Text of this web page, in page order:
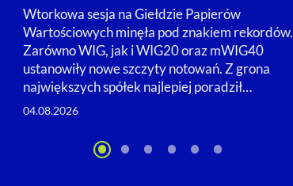
Wtorkowa sesja na Giełdzie Papierów
Wartościowych minęła pod znakiem rekordów.
Zarówno WIG, jak i WIG20 oraz mWIG40
ustanowiły nowe szczyty notowań. Z grona
największych spółek najlepiej poradził…
04.08.2026